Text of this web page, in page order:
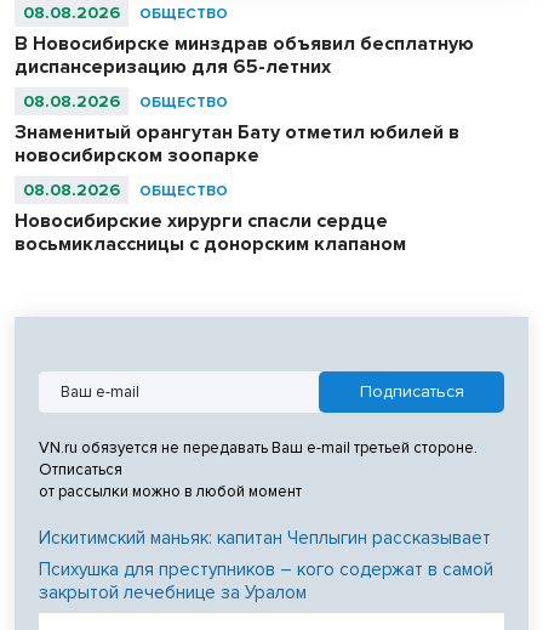
08.08.2026 ОБЩЕСТВО
В Новосибирске минздрав объявил бесплатную
диспансеризацию для 65-летних
08.08.2026 ОБЩЕСТВО
Знаменитый орангутан Бату отметил юбилей в
новосибирском зоопарке
08.08.2026 ОБЩЕСТВО
Новосибирские хирурги спасли сердце
восьмиклассницы с донорским клапаном
VN.ru обязуется не передавать Ваш e-mail третьей стороне.
Отписаться
от рассылки можно в любой момент
Искитимский маньяк: капитан Чеплыгин рассказывает
Психушка для преступников – кого содержат в самой
закрытой лечебнице за Уралом